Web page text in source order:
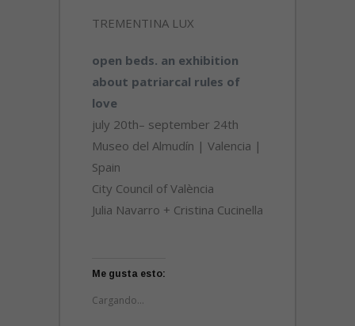
TREMENTINA LUX
open beds. an exhibition
about patriarcal rules of
love
july 20th– september 24th
Museo del Almudín | Valencia |
Spain
City Council of València
Julia Navarro + Cristina Cucinella
Me gusta esto:
Cargando...